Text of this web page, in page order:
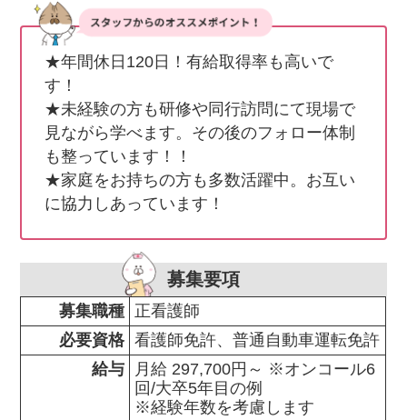
★年間休日120日！有給取得率も高いで
す！
★未経験の方も研修や同行訪問にて現場で
見ながら学べます。その後のフォロー体制
も整っています！！
★家庭をお持ちの方も多数活躍中。お互い
に協力しあっています！
募集要項
募集職種 正看護師
必要資格 看護師免許、普通自動車運転免許
給与
月給 297,700円～ ※オンコール6
回/大卒5年目の例
※経験年数を考慮します